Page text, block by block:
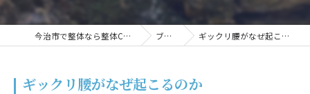
今治市で整体なら整体CUORE ブログ ギックリ腰がなぜ起こるのか
ギックリ腰がなぜ起こるのか